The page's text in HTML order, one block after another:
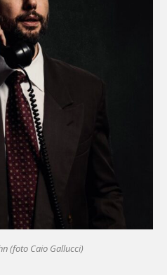
(foto Caio Gallucci)